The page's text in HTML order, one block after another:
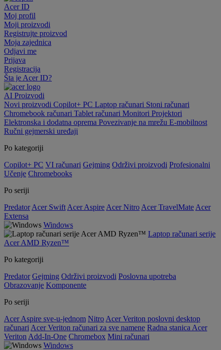
Acer ID
Moj profil
Moji proizvodi
Registrujte proizvod
Moja zajednica
Odjavi me
Prijava
Registracija
Šta je Acer ID?
AI Proizvodi
Novi proizvodi Copilot+ PC Laptop računari Stoni računari
Chromebook računari Tablet računari Monitori Projektori
Elektronska i dodatna oprema Povezivanje na mrežu E-mobilnost
Ručni gejmerski uređaji
Po kategoriji
Copilot+ PC VI računari Gejming Održivi proizvodi Profesionalni
Učenje Chromebooks
Po seriji
Predator Acer Swift Acer Aspire Acer Nitro Acer TravelMate Acer
Extensa
Windows
Laptop računari serije
Acer AMD Ryzen™
Po kategoriji
Predator Gejming Održivi proizvodi Poslovna upotreba
Obrazovanje Komponente
Po seriji
Acer Aspire sve-u-jednom Nitro Acer Veriton poslovni desktop
računari Acer Veriton računari za sve namene Radna stanica Acer
Veriton Add-In-One Chromebox Mini računari
Windows